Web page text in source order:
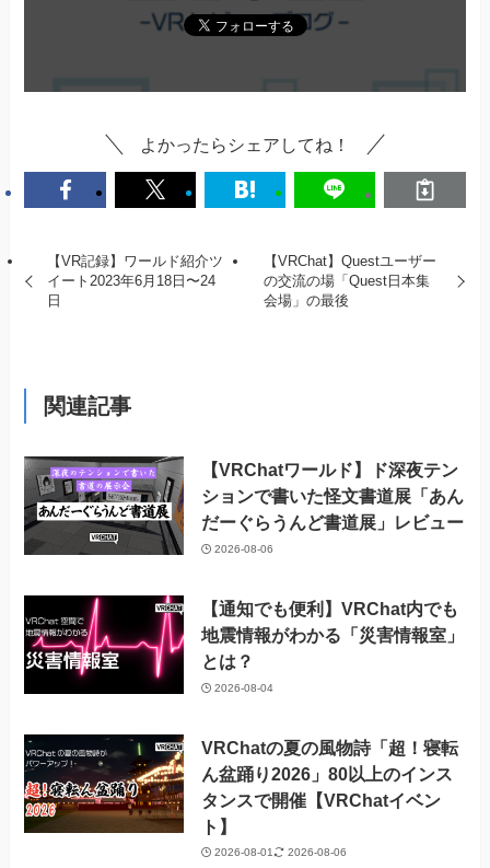
よかったらシェアしてね！
【VR記録】ワールド紹介ツ
イート2023年6月18日〜24
日
【VRChat】Questユーザー
の交流の場「Quest日本集
会場」の最後
関連記事
【VRChatワールド】ド深夜テン
ションで書いた怪文書道展「あん
だーぐらうんど書道展」レビュー
2026-08-06
【通知でも便利】VRChat内でも
地震情報がわかる「災害情報室」
とは？
2026-08-04
VRChatの夏の風物詩「超！寝転
ん盆踊り2026」80以上のインス
タンスで開催【VRChatイベン
ト】
2026-08-01 2026-08-06